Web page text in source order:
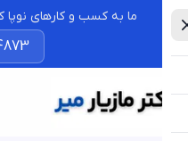
ما به کسب و کارهای نوپا